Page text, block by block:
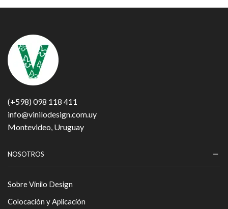
(+598) 098 118 411
info@vinilodesign.com.uy
Montevideo, Uruguay
NOSOTROS
Sobre Vinilo Design
Colocación y Aplicación